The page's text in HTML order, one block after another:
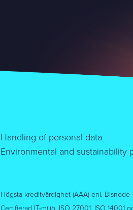
Handling of personal data
Environmental and sustainability
Högsta kreditvärdighet (AAA) enl. Bisnode